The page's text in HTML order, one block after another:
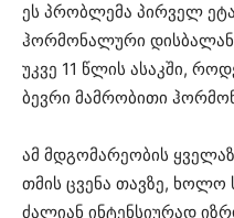
ეს პრობლემა პირველ
ჰორმონალური
უკვე 11 წლის ასაკში,
ბევრი მამრობითი
ამ მდგომარეობის
თმის ცვენა თავზე, ხოლო
ძალიან ინტენსიურად